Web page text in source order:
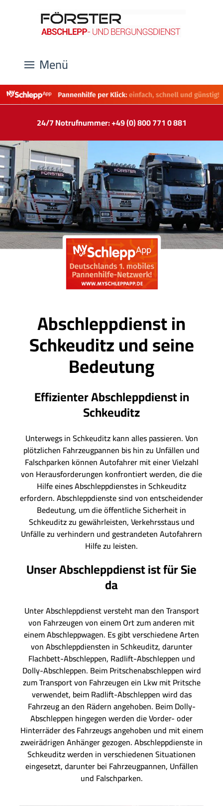
Menü
24/7 Notrufnummer: +49 (0) 800 771 0 881
Abschleppdienst in
Schkeuditz und seine
Bedeutung
Effizienter Abschleppdienst in
Schkeuditz
Unterwegs in Schkeuditz kann alles passieren. Von
plötzlichen Fahrzeugpannen bis hin zu Unfällen und
Falschparken können Autofahrer mit einer Vielzahl
von Herausforderungen konfrontiert werden, die die
Hilfe eines Abschleppdienstes in Schkeuditz
erfordern. Abschleppdienste sind von entscheidender
Bedeutung, um die öffentliche Sicherheit in
Schkeuditz zu gewährleisten, Verkehrsstaus und
Unfälle zu verhindern und gestrandeten Autofahrern
Hilfe zu leisten.
Unser Abschleppdienst ist für Sie
da
Unter Abschleppdienst versteht man den Transport
von Fahrzeugen von einem Ort zum anderen mit
einem Abschleppwagen. Es gibt verschiedene Arten
von Abschleppdiensten in Schkeuditz, darunter
Flachbett-Abschleppen, Radlift-Abschleppen und
Dolly-Abschleppen. Beim Pritschenabschleppen wird
zum Transport von Fahrzeugen ein Lkw mit Pritsche
verwendet, beim Radlift-Abschleppen wird das
Fahrzeug an den Rädern angehoben. Beim Dolly-
Abschleppen hingegen werden die Vorder- oder
Hinterräder des Fahrzeugs angehoben und mit einem
zweirädrigen Anhänger gezogen. Abschleppdienste in
Schkeuditz werden in verschiedenen Situationen
eingesetzt, darunter bei Fahrzeugpannen, Unfällen
und Falschparken.